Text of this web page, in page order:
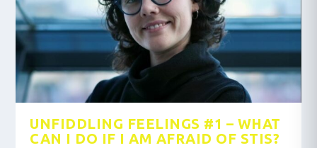
UNFIDDLING FEELINGS #1 – WHAT
CAN I DO IF I AM AFRAID OF STIS?